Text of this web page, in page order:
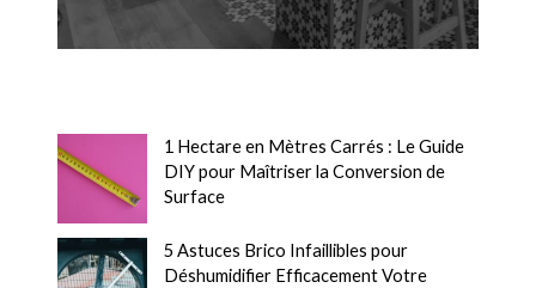
1 Hectare en Mètres Carrés : Le Guide
DIY pour Maîtriser la Conversion de
Surface
5 Astuces Brico Infaillibles pour
Déshumidifier Efficacement Votre